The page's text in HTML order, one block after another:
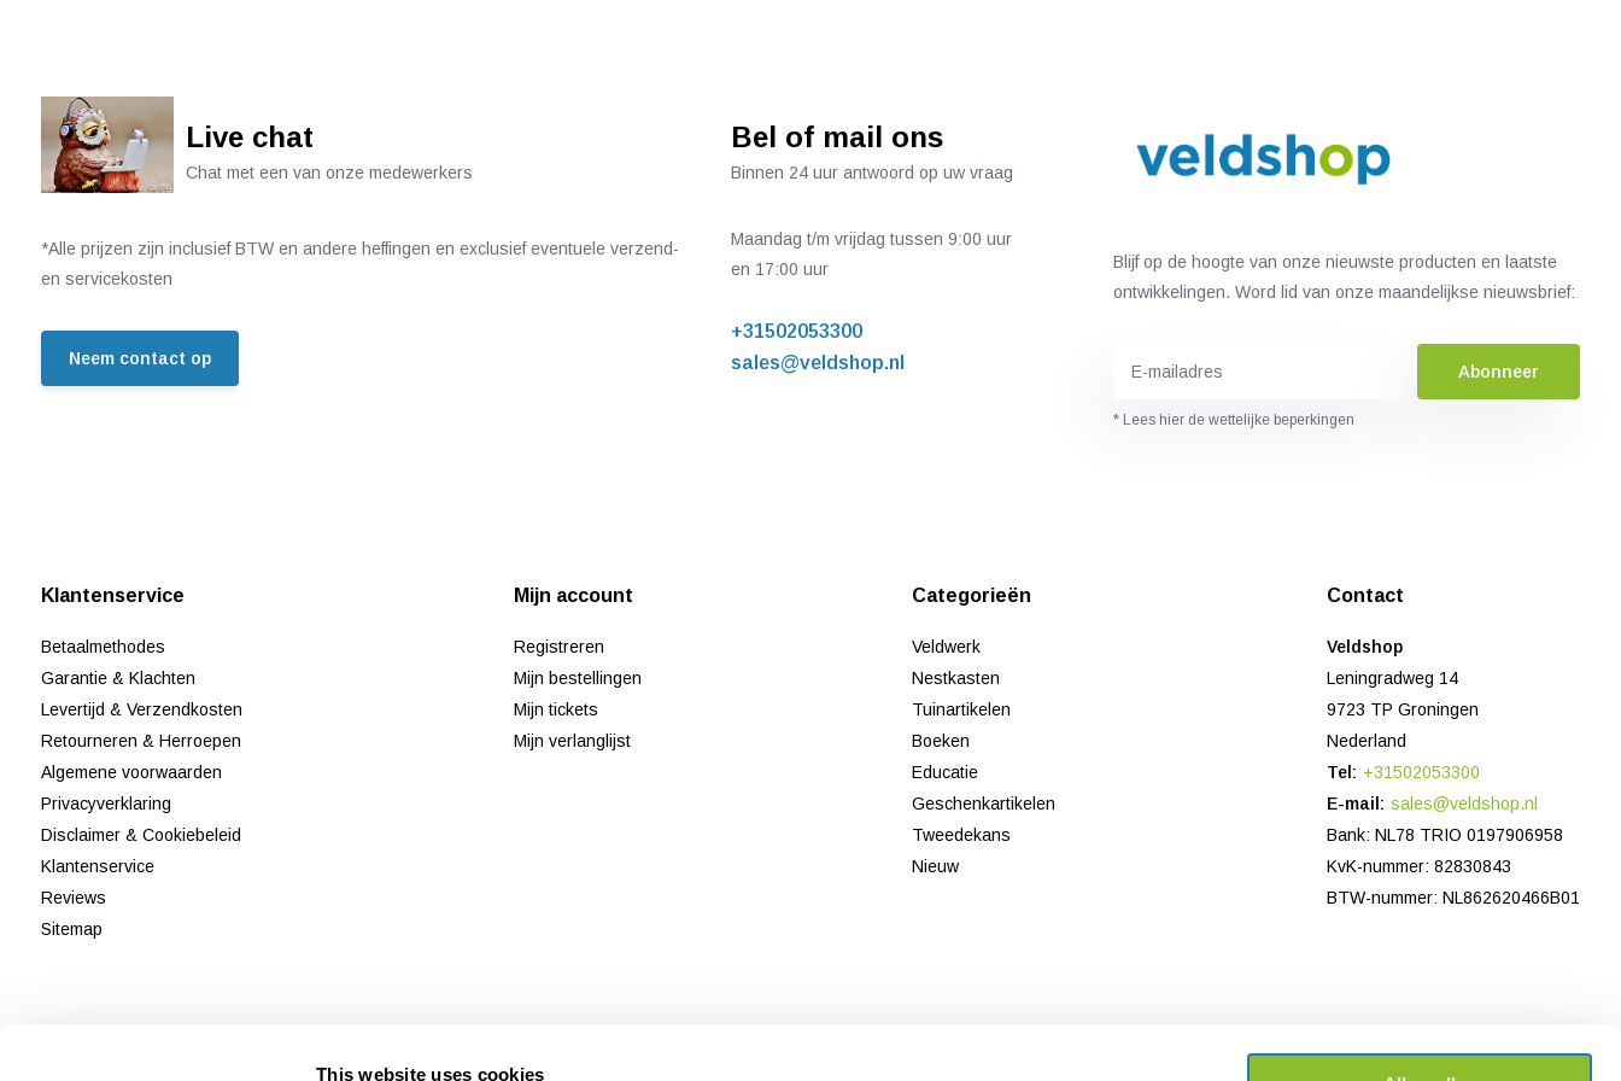
This website uses cookies
Live chat
Chat met een van onze medewerkers
*Alle prijzen zijn inclusief BTW en andere heffingen en exclusief eventuele verzend-
en servicekosten
Neem contact op
Bel of mail ons
Binnen 24 uur antwoord op uw vraag
Maandag t/m vrijdag tussen 9:00 uur
en 17:00 uur
+31502053300
sales@veldshop.nl
Blijf op de hoogte van onze nieuwste producten en laatste
ontwikkelingen. Word lid van onze maandelijkse nieuwsbrief:
Abonneer
* Lees hier de wettelijke beperkingen
Klantenservice
Betaalmethodes
Garantie & Klachten
Levertijd & Verzendkosten
Retourneren & Herroepen
Algemene voorwaarden
Privacyverklaring
Disclaimer & Cookiebeleid
Klantenservice
Reviews
Sitemap
Mijn account
Registreren
Mijn bestellingen
Mijn tickets
Mijn verlanglijst
Categorieën
Veldwerk
Nestkasten
Tuinartikelen
Boeken
Educatie
Geschenkartikelen
Tweedekans
Nieuw
Contact
Veldshop
Leningradweg 14
9723 TP Groningen
Nederland
Tel: +31502053300
E-mail: sales@veldshop.nl
Bank: NL78 TRIO 0197906958
KvK-nummer: 82830843
BTW-nummer: NL862620466B01